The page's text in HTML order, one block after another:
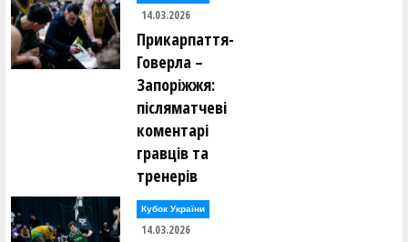
14.03.2026
Прикарпаття-
Говерла –
Запоріжжя:
післяматчеві
коментарі
гравців та
тренерів
Кубок України
14.03.2026